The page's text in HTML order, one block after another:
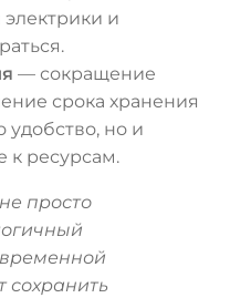
и
— сокращение
срока хранения
удобство, но и
к ресурсам.
просто
сохранить